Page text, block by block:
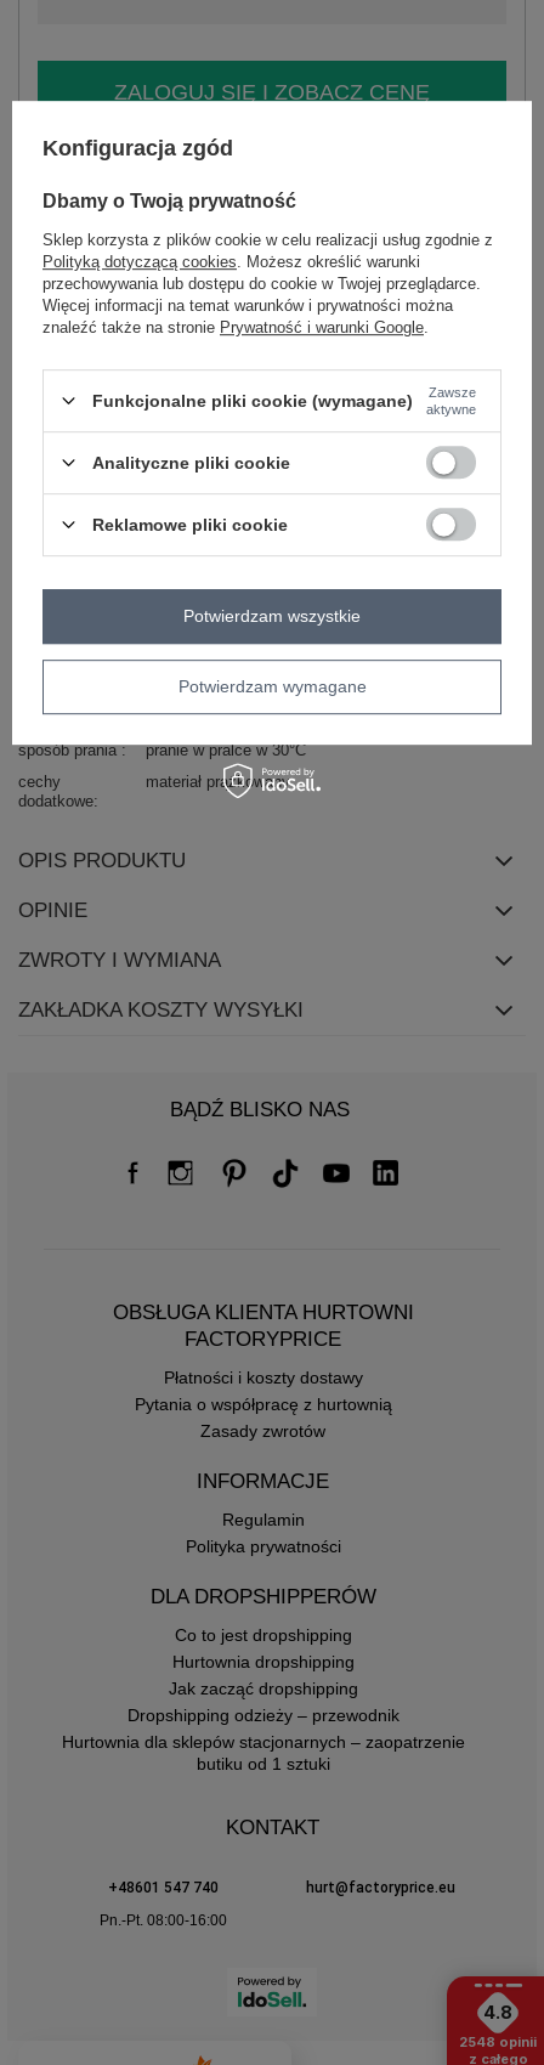
ZALOGUJ SIĘ I ZOBACZ CENĘ
Masz pytanie? Chętnie pomożemy.
Zadzwoń+48 601 547 740 Zadaj pytanie
skład materiału : 90% poliester, 10% elastan
sposób prania : pranie w pralce w 30°C
Kod produktu
EM-SP-796-1.21X
na imprezę
materiał
dominujący
poliester
kieszenie
brak
10% elastan
sposób prania
pranie w pralce w 30°C
cechy
dodatkowe
materiał prążkowany
OPIS PRODUKTU
OPINIE
ZWROTY I WYMIANA
ZAKŁADKA KOSZTY WYSYŁKI
BĄDŹ BLISKO NAS
OBSŁUGA KLIENTA HURTOWNI
FACTORYPRICE
Płatności i koszty dostawy
Pytania o współpracę z hurtownią
Zasady zwrotów
INFORMACJE
Regulamin
Polityka prywatności
DLA DROPSHIPPERÓW
Co to jest dropshipping
Hurtownia dropshipping
Jak zacząć dropshipping
Dropshipping odzieży – przewodnik
Hurtownia dla sklepów stacjonarnych – zaopatrzenie
butiku od 1 sztuki
KONTAKT
+48601 547 740
hurt@factoryprice.eu
Pn.-Pt. 08:00-16:00
4.8
2548 opinii
z całego
Konfiguracja zgód
Dbamy o Twoją prywatność
Sklep korzysta z plików cookie w celu realizacji usług zgodnie z
Polityką dotyczącą cookies . Możesz określić warunki
przechowywania lub dostępu do cookie w Twojej przeglądarce.
Więcej informacji na temat warunków i prywatności można
znaleźć także na stronie Prywatność i warunki Google
Funkcjonalne pliki cookie (wymagane)
Zawsze
aktywne
Analityczne pliki cookie
Reklamowe pliki cookie
Potwierdzam wymagane
Potwierdzam wszystkie